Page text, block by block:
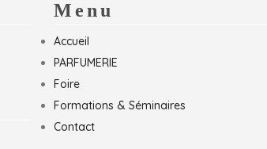
Menu
Accueil
PARFUMERIE
Foire
Formations & Séminaires
Contact